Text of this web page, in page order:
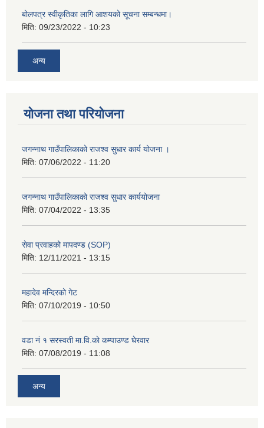
बोलपत्र स्वीकृतिका लागि आशयको सूचना सम्बन्धमा।
मिति: 09/23/2022 - 10:23
अन्य
योजना तथा परियोजना
जगन्नाथ गाउँपालिकाको राजश्व सुधार कार्य योजना ।
मिति: 07/06/2022 - 11:20
जगन्नाथ गाउँपालिकाको राजश्व सुधार कार्ययोजना
मिति: 07/04/2022 - 13:35
सेवा प्रवाहको मापदण्ड (SOP)
मिति: 12/11/2021 - 13:15
महादेव मन्दिरको गेट
मिति: 07/10/2019 - 10:50
वडा नं १ सरस्वती मा.वि.काे कम्पाउण्ड घेरवार
मिति: 07/08/2019 - 11:08
अन्य